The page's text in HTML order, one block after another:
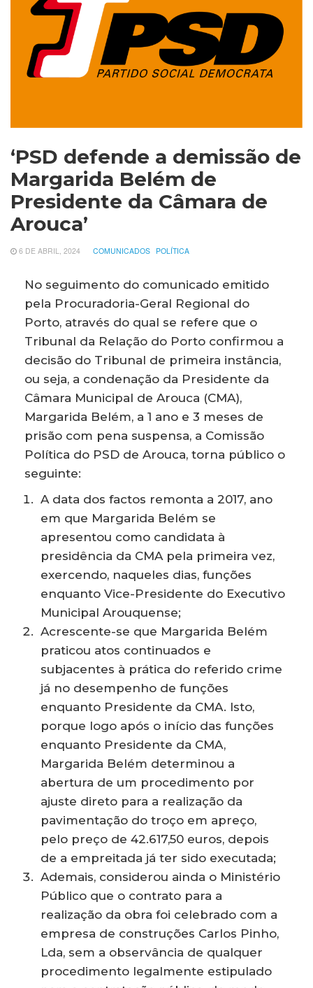
‘PSD defende a demissão de
Margarida Belém de
Presidente da Câmara de
Arouca’
6 DE ABRIL, 2024 COMUNICADOS POLÍTICA
No seguimento do comunicado emitido
pela Procuradoria-Geral Regional do
Porto, através do qual se refere que o
Tribunal da Relação do Porto confirmou a
decisão do Tribunal de primeira instância,
ou seja, a condenação da Presidente da
Câmara Municipal de Arouca (CMA),
Margarida Belém, a 1 ano e 3 meses de
prisão com pena suspensa, a Comissão
Política do PSD de Arouca, torna público o
seguinte:
A data dos factos remonta a 2017, ano
em que Margarida Belém se
apresentou como candidata à
presidência da CMA pela primeira vez,
exercendo, naqueles dias, funções
enquanto Vice-Presidente do Executivo
Municipal Arouquense;
Acrescente-se que Margarida Belém
praticou atos continuados e
subjacentes à prática do referido crime
já no desempenho de funções
enquanto Presidente da CMA. Isto,
porque logo após o início das funções
enquanto Presidente da CMA,
Margarida Belém determinou a
abertura de um procedimento por
ajuste direto para a realização da
pavimentação do troço em apreço,
pelo preço de 42.617,50 euros, depois
de a empreitada já ter sido executada;
Ademais, considerou ainda o Ministério
Público que o contrato para a
realização da obra foi celebrado com a
empresa de construções Carlos Pinho,
Lda, sem a observância de qualquer
procedimento legalmente estipulado